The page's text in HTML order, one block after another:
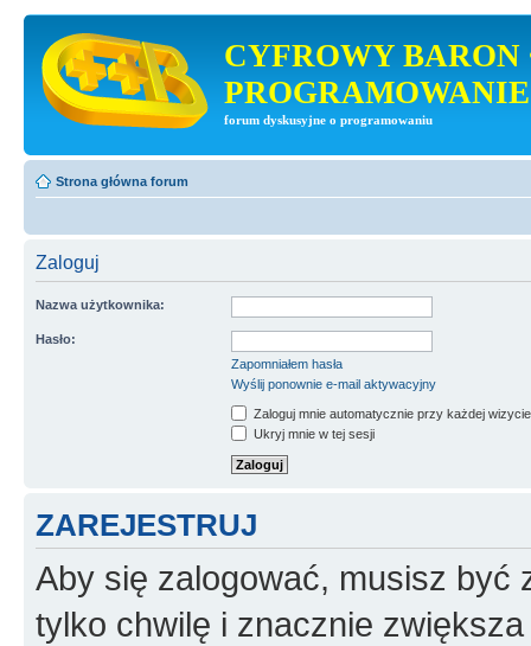
CYFROWY BARON
PROGRAMOWANIE
forum dyskusyjne o programowaniu
Strona główna forum
Zaloguj
Nazwa użytkownika:
Hasło:
Zapomniałem hasła
Wyślij ponownie e-mail aktywacyjny
Zaloguj mnie automatycznie przy każdej wizycie
Ukryj mnie w tej sesji
ZAREJESTRUJ
Aby się zalogować, musisz być
tylko chwilę i znacznie